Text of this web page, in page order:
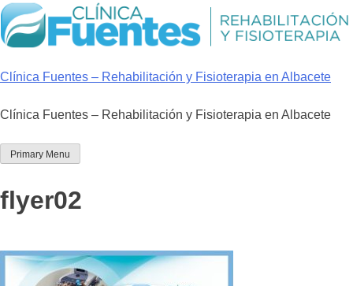
Skip
to
content
Clínica Fuentes – Rehabilitación y Fisioterapia en Albacete
Clínica Fuentes – Rehabilitación y Fisioterapia en Albacete
Primary Menu
flyer02